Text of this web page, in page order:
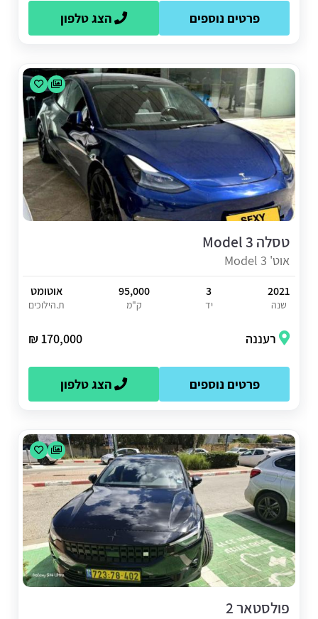
פרטים נוספים הצג טלפון
טסלה Model 3
אוט' Model 3
2021
שנה
3
יד
95,000
ק"מ
אוטומט
ת.הילוכים
רעננה 170,000 ₪
פרטים נוספים הצג טלפון
פולסטאר 2